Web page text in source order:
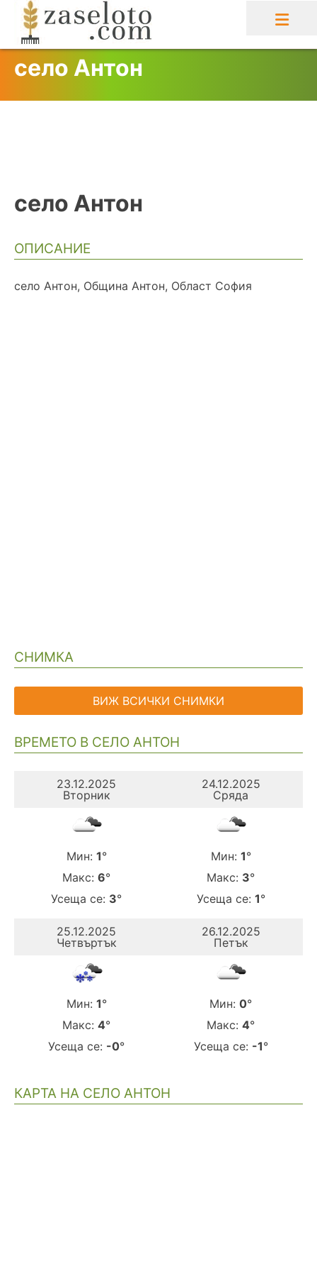
content
село Антон
село Антон
ОПИСАНИЕ
село Антон, Община Антон, Област София
СНИМКА
ВИЖ ВСИЧКИ СНИМКИ
ВРЕМЕТО В СЕЛО АНТОН
23.12.2025
Вторник
Мин: 1°
Макс: 6°
Усеща се: 3°
24.12.2025
Сряда
Мин: 1°
Макс: 3°
Усеща се: 1°
25.12.2025
Четвъртък
Мин: 1°
Макс: 4°
Усеща се: -0°
26.12.2025
Петък
Мин: 0°
Макс: 4°
Усеща се: -1°
КАРТА НА СЕЛО АНТОН